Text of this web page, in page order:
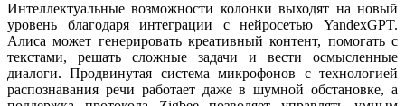
Интеллектуальные возможности колонки выходят на новый
уровень благодаря интеграции с нейросетью YandexGPT.
Алиса может генерировать креативный контент, помогать с
текстами, решать сложные задачи и вести осмысленные
диалоги. Продвинутая система микрофонов с технологией
распознавания речи работает даже в шумной обстановке, а